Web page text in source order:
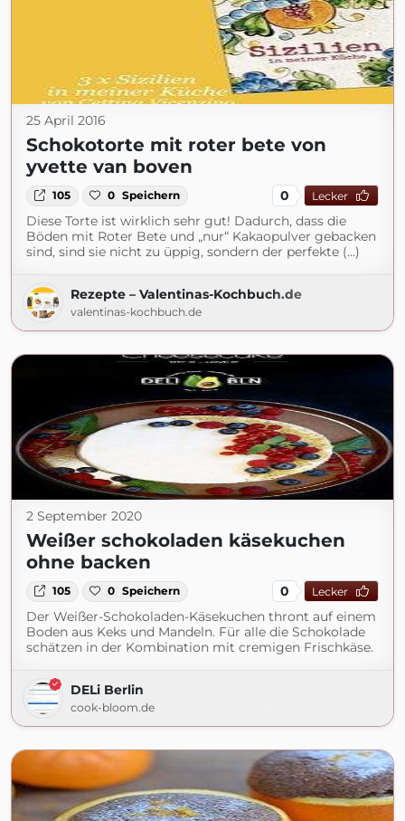
25 April 2016
Schokotorte mit roter bete von
yvette van boven
105 0 Speichern 0 Lecker
Diese Torte ist wirklich sehr gut! Dadurch, dass die
Böden mit Roter Bete und „nur“ Kakaopulver gebacken
sind, sind sie nicht zu üppig, sondern der perfekte (...)
Rezepte – Valentinas-Kochbuch.de
valentinas-kochbuch.de
2 September 2020
Weißer schokoladen käsekuchen
ohne backen
105 0 Speichern 0 Lecker
Der Weißer-Schokoladen-Käsekuchen thront auf einem
Boden aus Keks und Mandeln. Für alle die Schokolade
schätzen in der Kombination mit cremigen Frischkäse.
DELi Berlin
cook-bloom.de